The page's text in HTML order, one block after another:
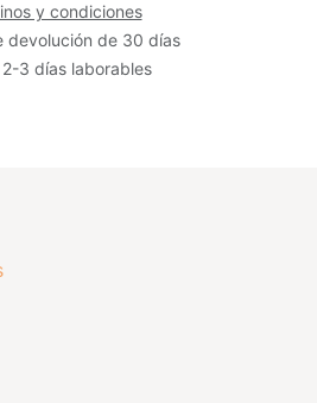
y condiciones
devolución de 30 días
2-3 días laborables